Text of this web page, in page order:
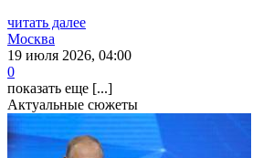
читать далее
Москва
19 июля 2026, 04:00
0
показать еще [...]
Актуальные сюжеты